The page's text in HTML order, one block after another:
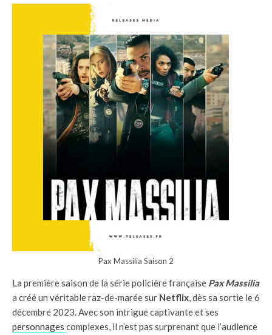
Pax Massilia Saison 2
La première saison de la série policière française Pax Massilia
a créé un véritable raz-de-marée sur Netflix, dès sa sortie le 6
décembre 2023. Avec son intrigue captivante et ses
personnages complexes, il n’est pas surprenant que l’audience